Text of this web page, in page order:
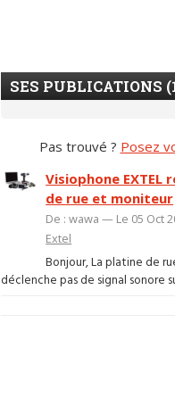
SES PUBLICATIONS
Pas trouvé ? Posez
Visiophone
de rue et moniteur
De : wawa — Le 05 Oct
Extel
Bonjour, La platine de
déclenche pas de signal sonore